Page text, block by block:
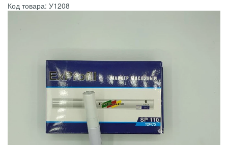
Код товара: У1208